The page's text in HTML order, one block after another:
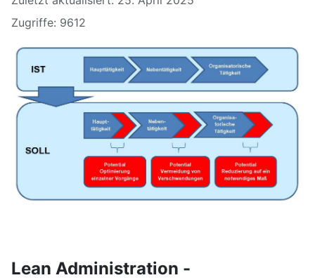
Zugriffe: 9612
Lean Administration -